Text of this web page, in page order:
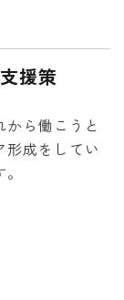
援策
ら働こうと
形成をしてい